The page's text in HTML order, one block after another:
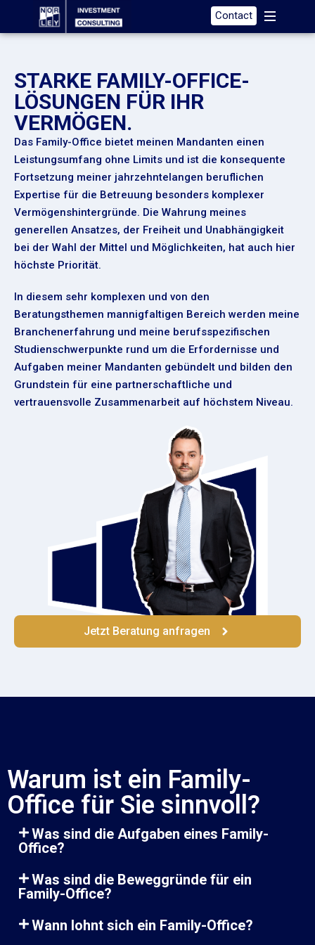
Contact
STARKE FAMILY-OFFICE-
LÖSUNGEN FÜR IHR
VERMÖGEN.
Das Family-Office bietet meinen Mandanten einen
Leistungsumfang ohne Limits und ist die konsequente
Fortsetzung meiner jahrzehntelangen beruflichen
Expertise für die Betreuung besonders komplexer
Vermögenshintergründe. Die Wahrung meines
generellen Ansatzes, der Freiheit und Unabhängigkeit
bei der Wahl der Mittel und Möglichkeiten, hat auch hier
höchste Priorität.
In diesem sehr komplexen und von den
Beratungsthemen mannigfaltigen Bereich werden meine
Branchenerfahrung und meine berufsspezifischen
Studienschwerpunkte rund um die Erfordernisse und
Aufgaben meiner Mandanten gebündelt und bilden den
Grundstein für eine partnerschaftliche und
vertrauensvolle Zusammenarbeit auf höchstem Niveau.
Jetzt Beratung anfragen
Warum ist ein Family-
Office für Sie sinnvoll?
Was sind die Aufgaben eines Family-
Office?
Was sind die Beweggründe für ein
Family-Office?
Wann lohnt sich ein Family-Office?